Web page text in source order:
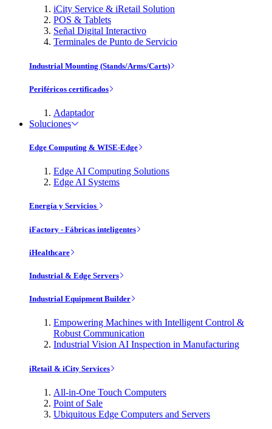
iCity Service & iRetail Solution
POS & Tablets
Señal Digital Interactivo
Terminales de Punto de Servicio
Industrial Mounting (Stands/Arms/Carts)
Periféricos certificados
Adaptador
Soluciones
Edge Computing & WISE-Edge
Edge AI Computing Solutions
Edge AI Systems
Energía y Servicios
iFactory - Fábricas inteligentes
iHealthcare
Industrial & Edge Servers
Industrial Equipment Builder
Empowering Machines with Intelligent Control &
Robust Communication
Industrial Vision AI Inspection in Manufacturing
iRetail & iCity Services
All-in-One Touch Computers
Point of Sale
Ubiquitous Edge Computers and Servers